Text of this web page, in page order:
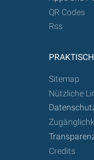
QR Codes
Rss
Sitemap
Nützliche
Credits